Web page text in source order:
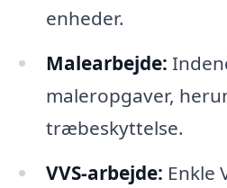
enheder.
Malearbejde:
maleropgaver,
træbeskyttelse.
VVS-arbejde: Enkle